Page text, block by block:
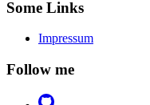
Some Links
Impressum
Follow me